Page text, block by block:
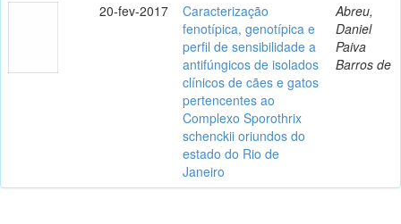
20-fev-2017
Caracterização
fenotípica, genotípica e
perfil de sensibilidade a
antifúngicos de isolados
clínicos de cães e gatos
pertencentes ao
Complexo Sporothrix
schenckii oriundos do
estado do Rio de
Janeiro
Abreu,
Daniel
Paiva
Barros de